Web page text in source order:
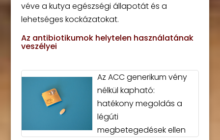
véve a kutya egészségi állapotát és a
lehetséges kockázatokat.
Az antibiotikumok helytelen használatának
veszélyei
Az ACC generikum vény
nélkül kapható:
hatékony megoldás a
légúti
megbetegedések ellen